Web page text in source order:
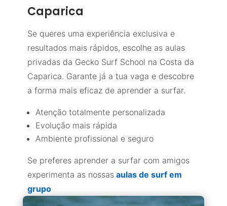
Caparica
Se queres uma experiência exclusiva e
resultados mais rápidos, escolhe as aulas
privadas da Gecko Surf School na Costa da
Caparica. Garante já a tua vaga e descobre
a forma mais eficaz de aprender a surfar.
Atenção totalmente personalizada
Evolução mais rápida
Ambiente profissional e seguro
Se preferes aprender a surfar com amigos
experimenta as nossas aulas de surf em
grupo